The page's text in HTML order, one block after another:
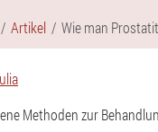
Artikel Wie man
Methoden zur